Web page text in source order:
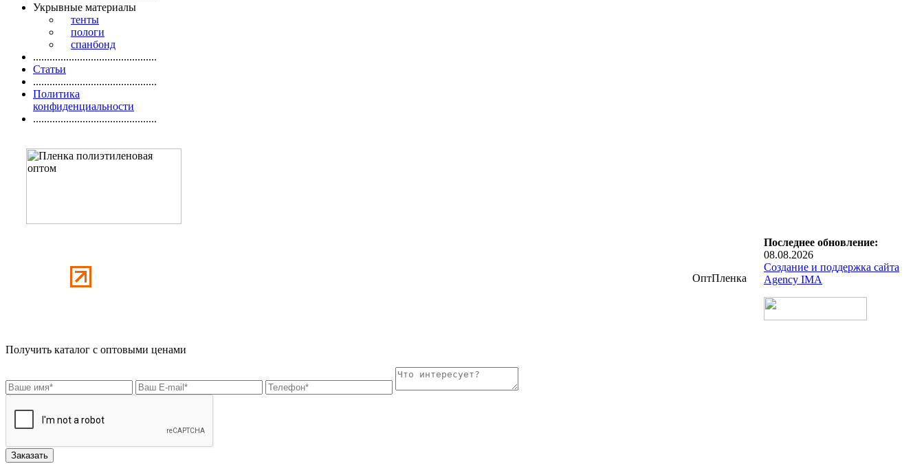
Укрывные материалы
тенты
пологи
спанбонд
.............................................
Статьи
.............................................
Политика
конфиденциальности
.............................................
ОптПленка
Последнее обновление:
08.08.2026
Создание и поддержка сайта
Agency IMA
Получить каталог с оптовыми ценами
Заказать